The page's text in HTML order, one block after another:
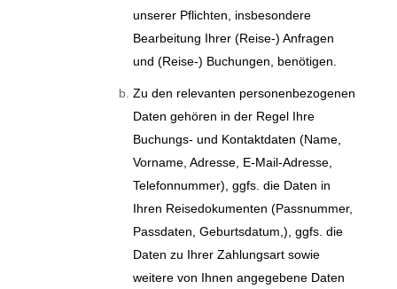
unserer Pflichten, insbesondere
Bearbeitung Ihrer (Reise-) Anfragen
und (Reise-) Buchungen, benötigen.
Zu den relevanten personenbezogenen
Daten gehören in der Regel Ihre
Buchungs- und Kontaktdaten (Name,
Vorname, Adresse, E-Mail-Adresse,
Telefonnummer), ggfs. die Daten in
Ihren Reisedokumenten (Passnummer,
Passdaten, Geburtsdatum,), ggfs. die
Daten zu Ihrer Zahlungsart sowie
weitere von Ihnen angegebene Daten